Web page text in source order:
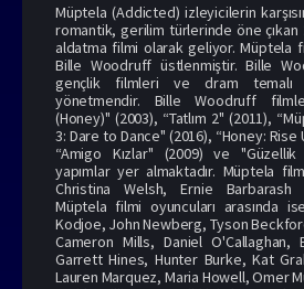
Müptela (Addicted) izleyicilerin
romantik, gerilim türlerinde öne çıkan
aldatma filmi olarak geliyor. Müptela
Bille Woodruff üstlenmiştir. Bille
gençlik filmleri ve dram temalı
yönetmendir. Bille Woodruff
(Honey)" (2003), “Tatlım 2" (2011),
3: Dare to Dance" (2016), “Honey: Rise
“Amigo Kızlar" (2009) ve
yapımlar yer almaktadır. Müptela
Christina Welsh, Ernie Barbarash
Müptela filmi oyuncuları arasında
Kodjoe, John Newberg, Tyson
Cameron Mills, Daniel O'Callaghan,
Garrett Hines, Hunter Burke, Kat
Lauren Marquez, Maria Howell, Omer